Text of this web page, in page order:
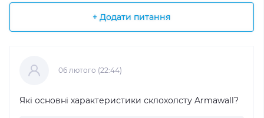
+ Додати питання
06 лютого (22:44)
Які основні характеристики склохолсту Armawall?